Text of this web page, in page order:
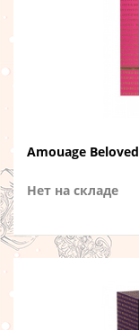
Amouage Beloved
Нет на складе